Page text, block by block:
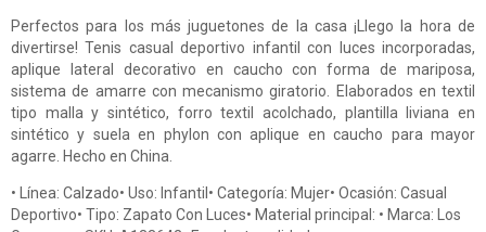
Perfectos para los más juguetones de la casa ¡Llego la hora de
divertirse! Tenis casual deportivo infantil con luces incorporadas,
aplique lateral decorativo en caucho con forma de mariposa,
sistema de amarre con mecanismo giratorio. Elaborados en textil
tipo malla y sintético, forro textil acolchado, plantilla liviana en
sintético y suela en phylon con aplique en caucho para mayor
agarre. Hecho en China.
• Línea: Calzado• Uso: Infantil• Categoría: Mujer• Ocasión: Casual
Deportivo• Tipo: Zapato Con Luces• Material principal: • Marca: Los